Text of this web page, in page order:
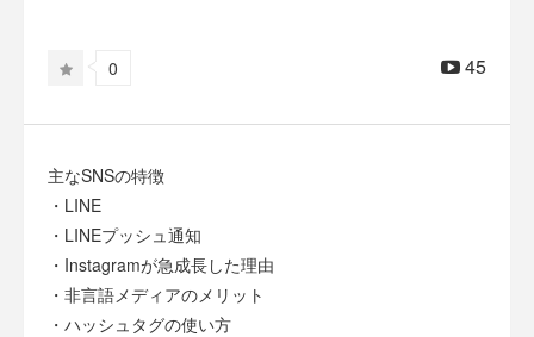
0 45
主なSNSの特徴
・LINE
・LINEプッシュ通知
・Instagramが急成長した理由
・非言語メディアのメリット
・ハッシュタグの使い方